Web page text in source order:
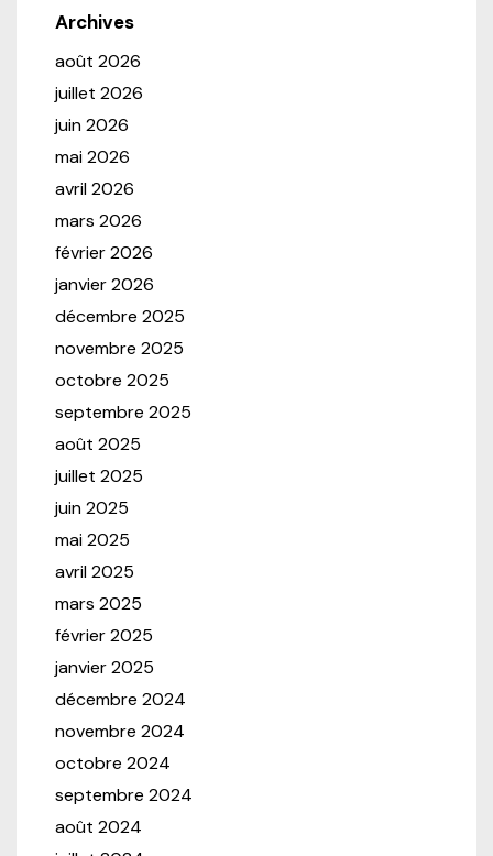
Archives
août 2026
juillet 2026
juin 2026
mai 2026
avril 2026
mars 2026
février 2026
janvier 2026
décembre 2025
novembre 2025
octobre 2025
septembre 2025
août 2025
juillet 2025
juin 2025
mai 2025
avril 2025
mars 2025
février 2025
janvier 2025
décembre 2024
novembre 2024
octobre 2024
septembre 2024
août 2024